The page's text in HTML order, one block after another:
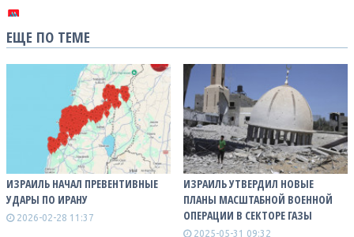
ЕЩЕ ПО ТЕМЕ
ИЗРАИЛЬ НАЧАЛ ПРЕВЕНТИВНЫЕ
УДАРЫ ПО ИРАНУ
2026-02-28 11:37
ИЗРАИЛЬ УТВЕРДИЛ НОВЫЕ
ПЛАНЫ МАСШТАБНОЙ ВОЕННОЙ
ОПЕРАЦИИ В СЕКТОРЕ ГАЗЫ
2025-05-31 09:32